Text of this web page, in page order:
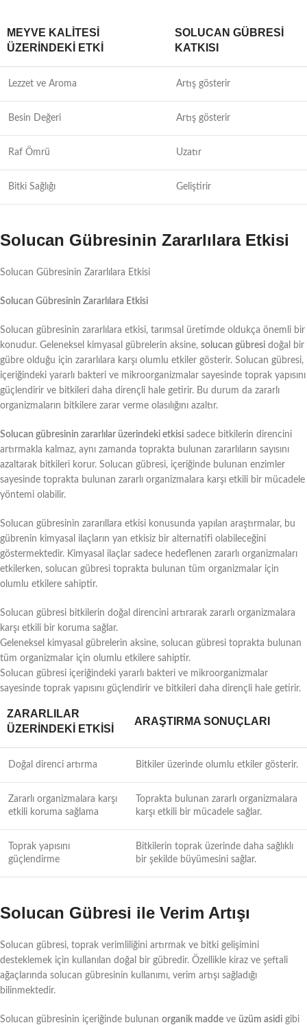
MEYVE KALITESI
ÜZERINDEKI ETKI
SOLUCAN GÜBRESI
KATKISI
Lezzet ve Aroma Artış gösterir
Besin Değeri Artış gösterir
Raf Ömrü Uzatır
Bitki Sağlığı Geliştirir
Solucan Gübresinin Zararlılara Etkisi
Solucan Gübresinin Zararlılara Etkisi
Solucan Gübresinin Zararlılara Etkisi
Solucan gübresinin zararlılara etkisi, tarımsal üretimde oldukça önemli bir
konudur. Geleneksel kimyasal gübrelerin aksine, solucan gübresi doğal bir
gübre olduğu için zararlılara karşı olumlu etkiler gösterir. Solucan gübresi,
içeriğindeki yararlı bakteri ve mikroorganizmalar sayesinde toprak yapısını
güçlendirir ve bitkileri daha dirençli hale getirir. Bu durum da zararlı
organizmaların bitkilere zarar verme olasılığını azaltır.
Solucan gübresinin zararlılar üzerindeki etkisi sadece bitkilerin direncini
artırmakla kalmaz, aynı zamanda toprakta bulunan zararlıların sayısını
azaltarak bitkileri korur. Solucan gübresi, içeriğinde bulunan enzimler
sayesinde toprakta bulunan zararlı organizmalara karşı etkili bir mücadele
yöntemi olabilir.
Solucan gübresinin zararıllara etkisi konusunda yapılan araştırmalar, bu
gübrenin kimyasal ilaçların yan etkisiz bir alternatifi olabileceğini
göstermektedir. Kimyasal ilaçlar sadece hedeflenen zararlı organizmaları
etkilerken, solucan gübresi toprakta bulunan tüm organizmalar için
olumlu etkilere sahiptir.
Solucan gübresi bitkilerin doğal direncini artırarak zararlı organizmalara
karşı etkili bir koruma sağlar.
Geleneksel kimyasal gübrelerin aksine, solucan gübresi toprakta bulunan
tüm organizmalar için olumlu etkilere sahiptir.
Solucan gübresi içeriğindeki yararlı bakteri ve mikroorganizmalar
sayesinde toprak yapısını güçlendirir ve bitkileri daha dirençli hale getirir.
ZARARLILAR
ÜZERINDEKI ETKISI
ARAŞTIRMA SONUÇLARI
Doğal direnci artırma Bitkiler üzerinde olumlu etkiler gösterir.
Zararlı organizmalara karşı
etkili koruma sağlama
Toprakta bulunan zararlı organizmalara
karşı etkili bir mücadele sağlar.
Toprak yapısını
güçlendirme
Bitkilerin toprak üzerinde daha sağlıklı
bir şekilde büyümesini sağlar.
Solucan Gübresi ile Verim Artışı
Solucan gübresi, toprak verimliliğini artırmak ve bitki gelişimini
desteklemek için kullanılan doğal bir gübredir. Özellikle kiraz ve şeftali
ağaçlarında solucan gübresinin kullanımı, verim artışı sağladığı
bilinmektedir.
Solucan gübresinin içeriğinde bulunan organik madde ve üzüm asidi gibi